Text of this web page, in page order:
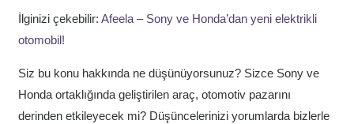
İlginizi çekebilir: Afeela – Sony ve Honda’dan yeni elektrikli
otomobil!
Siz bu konu hakkında ne düşünüyorsunuz? Sizce Sony ve
Honda ortaklığında geliştirilen araç, otomotiv pazarını
derinden etkileyecek mi? Düşüncelerinizi yorumlarda bizlerle